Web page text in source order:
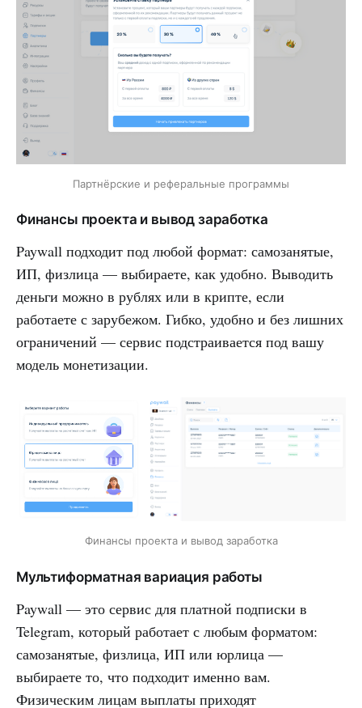
Партнёрские и реферальные программы
Финансы проекта и вывод заработка
Paywall подходит под любой формат: самозанятые,
ИП, физлица — выбираете, как удобно. Выводить
деньги можно в рублях или в крипте, если
работаете с зарубежом. Гибко, удобно и без лишних
ограничений — сервис подстраивается под вашу
модель монетизации.
Финансы проекта и вывод заработка
Мультиформатная вариация работы
Paywall — это сервис для платной подписки в
Telegram, который работает с любым форматом:
самозанятые, физлица, ИП или юрлица —
выбираете то, что подходит именно вам.
Физическим лицам выплаты приходят